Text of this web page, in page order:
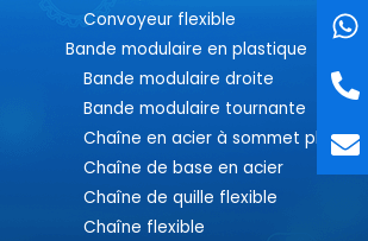
Convoyeur flexible
Bande modulaire en plastique
Bande modulaire droite
Bande modulaire tournante
Chaîne en acier à sommet plat
Chaîne de base en acier
Chaîne de quille flexible
Chaîne flexible